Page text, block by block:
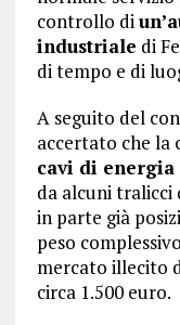
controllo di
industriale di
di tempo e di
A seguito del
accertato che la
cavi di
da alcuni tralicci
in parte già
peso
mercato illecito
circa 1.500 euro.